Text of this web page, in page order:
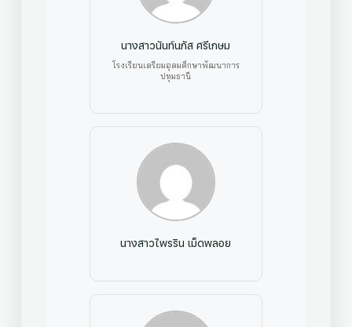
นางสาวนันท์นภัส ศรีเกษม
โรงเรียนเตรียมอุดมศึกษาพัฒนาการ
ปทุมธานี
นางสาวไพรริน เม็ดพลอย